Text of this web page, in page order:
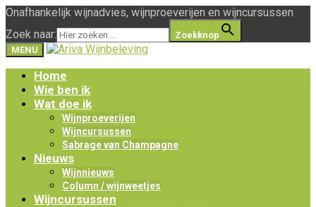
Onafhankelijk wijnadvies, wijnproeverijen en wijncursussen
Zoek naar:
Zoekknop
MENU
Home
Wie ben ik
Wat doe ik
Wijnproeverijen
Wijncursussen
Sabrage van Champagne
Nieuws
Wijnnieuws
Column / wijnweetjes
Wijncursussen